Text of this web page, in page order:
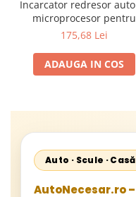
Incarcator redresor
microprocesor pentru
baterie 6-150Ah 12-24V
175,68 Lei
ADAUGA IN COS
Auto · Scule ·
AutoNecesar.ro